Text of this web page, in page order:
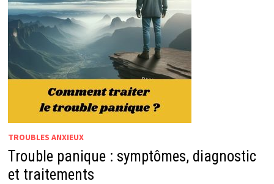
TROUBLES ANXIEUX
Trouble panique : symptômes, diagnostic
et traitements